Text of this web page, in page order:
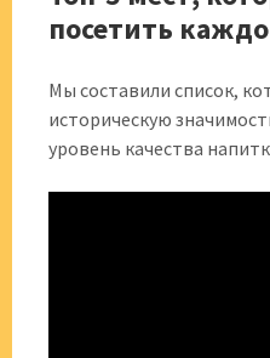
посетить
Мы составили список,
историческую
уровень качества